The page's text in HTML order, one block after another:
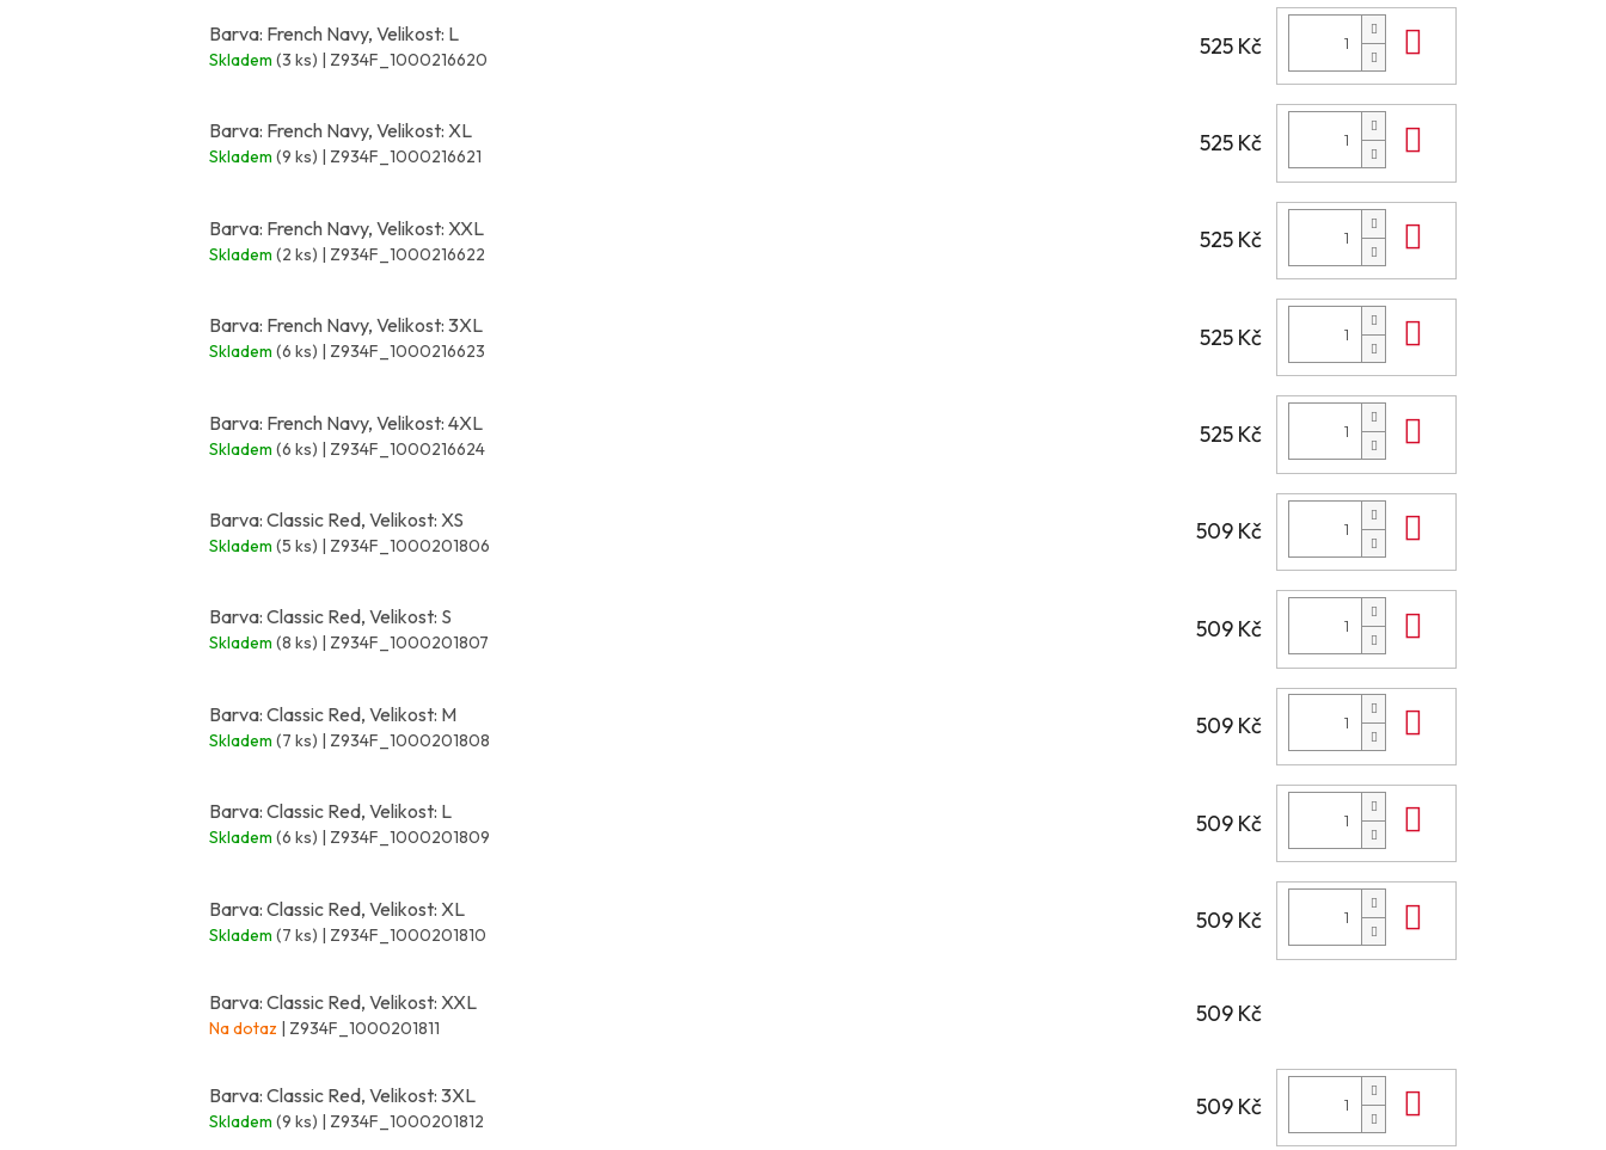
Barva: French Navy, Velikost: L
Skladem (3 ks) | Z934F_1000216620
525 Kč
Barva: French Navy, Velikost: XL
Skladem (9 ks) | Z934F_1000216621
525 Kč
Barva: French Navy, Velikost: XXL
Skladem (2 ks) | Z934F_1000216622
525 Kč
Barva: French Navy, Velikost: 3XL
Skladem (6 ks) | Z934F_1000216623
525 Kč
Barva: French Navy, Velikost: 4XL
Skladem (6 ks) | Z934F_1000216624
525 Kč
Barva: Classic Red, Velikost: XS
Skladem (5 ks) | Z934F_1000201806
509 Kč
Barva: Classic Red, Velikost: S
Skladem (8 ks) | Z934F_1000201807
509 Kč
Barva: Classic Red, Velikost: M
Skladem (7 ks) | Z934F_1000201808
509 Kč
Barva: Classic Red, Velikost: L
Skladem (6 ks) | Z934F_1000201809
509 Kč
Barva: Classic Red, Velikost: XL
Skladem (7 ks) | Z934F_1000201810
509 Kč
Barva: Classic Red, Velikost: XXL
Na dotaz | Z934F_1000201811
509 Kč
Barva: Classic Red, Velikost: 3XL
Skladem (9 ks) | Z934F_1000201812
509 Kč